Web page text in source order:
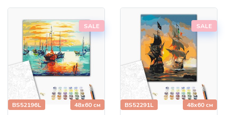
SALE
BS52196L 48x60 см
SALE
BS52291L 48x60 см